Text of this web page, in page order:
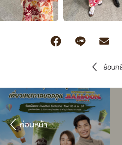
ย้อนก
ก่อนหน้า